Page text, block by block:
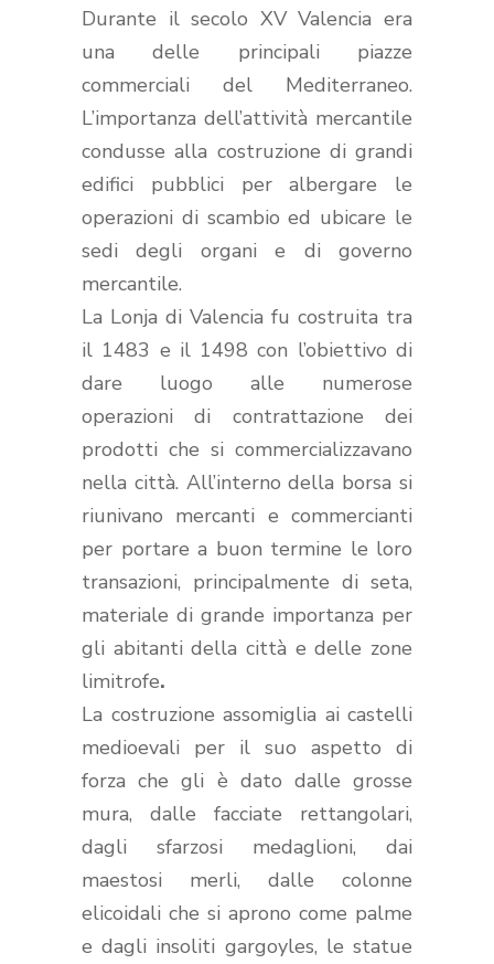
Durante il secolo XV Valencia era
una delle principali piazze
commerciali del Mediterraneo.
L’importanza dell’attività mercantile
condusse alla costruzione di grandi
edifici pubblici per albergare le
operazioni di scambio ed ubicare le
sedi degli organi e di governo
mercantile.
La Lonja di Valencia fu costruita tra
il 1483 e il 1498 con l’obiettivo di
dare luogo alle numerose
operazioni di contrattazione dei
prodotti che si commercializzavano
nella città. All’interno della borsa si
riunivano mercanti e commercianti
per portare a buon termine le loro
transazioni, principalmente di seta,
materiale di grande importanza per
gli abitanti della città e delle zone
limitrofe.
La costruzione assomiglia ai castelli
medioevali per il suo aspetto di
forza che gli è dato dalle grosse
mura, dalle facciate rettangolari,
dagli sfarzosi medaglioni, dai
maestosi merli, dalle colonne
elicoidali che si aprono come palme
e dagli insoliti gargoyles, le statue